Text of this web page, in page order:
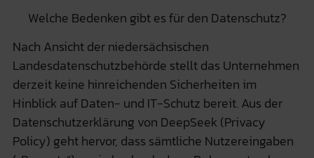
Welche Bedenken gibt es für den Datenschutz?
Nach Ansicht der niedersächsischen
Landesdatenschutzbehörde stellt das Unternehmen
derzeit keine hinreichenden Sicherheiten im
Hinblick auf Daten- und IT-Schutz bereit. Aus der
Datenschutzerklärung von DeepSeek (Privacy
Policy) geht hervor, dass sämtliche Nutzereingaben